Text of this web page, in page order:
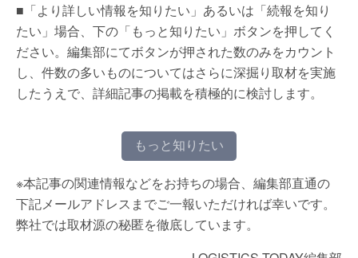
■「より詳しい情報を知りたい」あるいは「続報を知り
たい」場合、下の「もっと知りたい」ボタンを押してく
ださい。編集部にてボタンが押された数のみをカウント
し、件数の多いものについてはさらに深掘り取材を実施
したうえで、詳細記事の掲載を積極的に検討します。
もっと知りたい
※本記事の関連情報などをお持ちの場合、編集部直通の
下記メールアドレスまでご一報いただければ幸いです。
弊社では取材源の秘匿を徹底しています。